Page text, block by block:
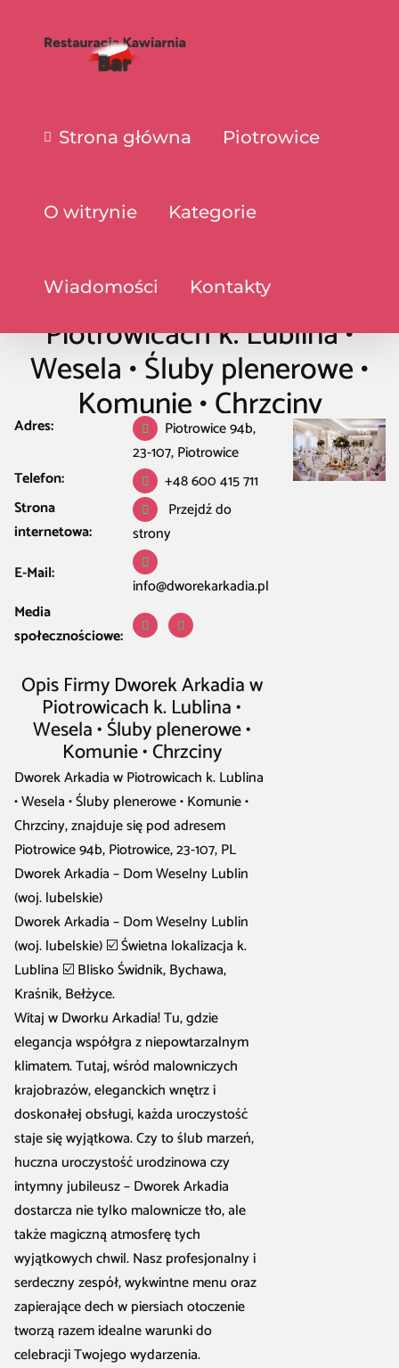
Strona główna Piotrowice
O witrynie Kategorie
Wiadomości Kontakty
Dworek Arkadia w
Piotrowicach k. Lublina •
Wesela • Śluby plenerowe •
Komunie • Chrzciny
Restauracja Kawiarnia Bar Piotrowice/Restauracja w Piotrowice/Dworek
Arkadia w Piotrowicach k. Lublina • Wesela • Śluby plenerowe • Komunie
Adres:
Piotrowice 94b,
23-107, Piotrowice
Telefon:
+48 600 415 711
Strona
internetowa:
Przejdź do
strony
E-Mail:
info@dworekarkadia.pl
Media
społecznościowe:
Opis Firmy Dworek Arkadia w
Piotrowicach k. Lublina •
Wesela • Śluby plenerowe •
Komunie • Chrzciny
Dworek Arkadia w Piotrowicach k. Lublina
• Wesela • Śluby plenerowe • Komunie •
Chrzciny, znajduje się pod adresem
Piotrowice 94b, Piotrowice, 23-107, PL
Dworek Arkadia – Dom Weselny Lublin
(woj. lubelskie)
Dworek Arkadia – Dom Weselny Lublin
(woj. lubelskie) ☑️ Świetna lokalizacja k.
Lublina ☑️ Blisko Świdnik, Bychawa,
Kraśnik, Bełżyce.
Witaj w Dworku Arkadia! Tu, gdzie
elegancja współgra z niepowtarzalnym
klimatem. Tutaj, wśród malowniczych
krajobrazów, eleganckich wnętrz i
doskonałej obsługi, każda uroczystość
staje się wyjątkowa. Czy to ślub marzeń,
huczna uroczystość urodzinowa czy
intymny jubileusz – Dworek Arkadia
dostarcza nie tylko malownicze tło, ale
także magiczną atmosferę tych
wyjątkowych chwil. Nasz profesjonalny i
serdeczny zespół, wykwintne menu oraz
zapierające dech w piersiach otoczenie
tworzą razem idealne warunki do
celebracji Twojego wydarzenia.